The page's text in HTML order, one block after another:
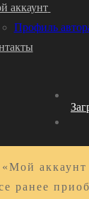
аккаунт
Профиль
«Мой
ранее